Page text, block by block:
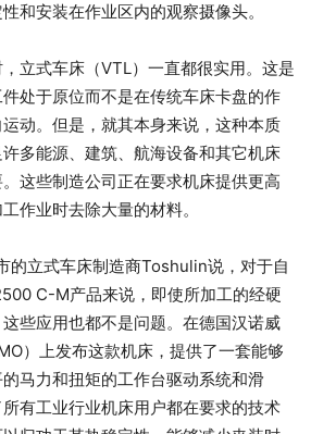
和安装在作业区内的观察摄像头。
立式车床（VTL）一直都很实用。这是
处于原位而不是在传统车床卡盘的作
动。但是，就其本身来说，这种本质
多能源、建筑、航海设备和其它机床
这些制造公司正在要求机床提供更高
作业时去除大量的材料。
的立式车床制造商Toshulin说，对于自
C-M产品来说，即使所加工的经硬
些应用也都不是问题。在德国汉诺威
）上发布这款机床，提供了一套能够
马力和扭矩的工作台驱动系统和滑
有工业行业机床用户都在要求的技术